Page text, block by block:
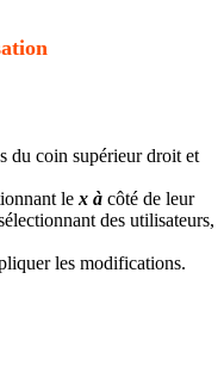
du coin supérieur droit et
le x à côté de leur
des utilisateurs,
les modifications.